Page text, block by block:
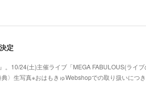
定
10/24(土)主催ライブ「MEGA FABULOUS(ライ
〉生写真※おはもきゅWebshopでの取り扱いにつ